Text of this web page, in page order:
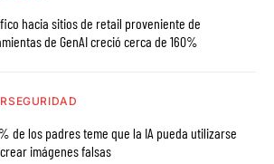
hacia sitios de retail proveniente de
de GenAI creció cerca de 160%
de los padres teme que la IA pueda utilizarse
imágenes falsas